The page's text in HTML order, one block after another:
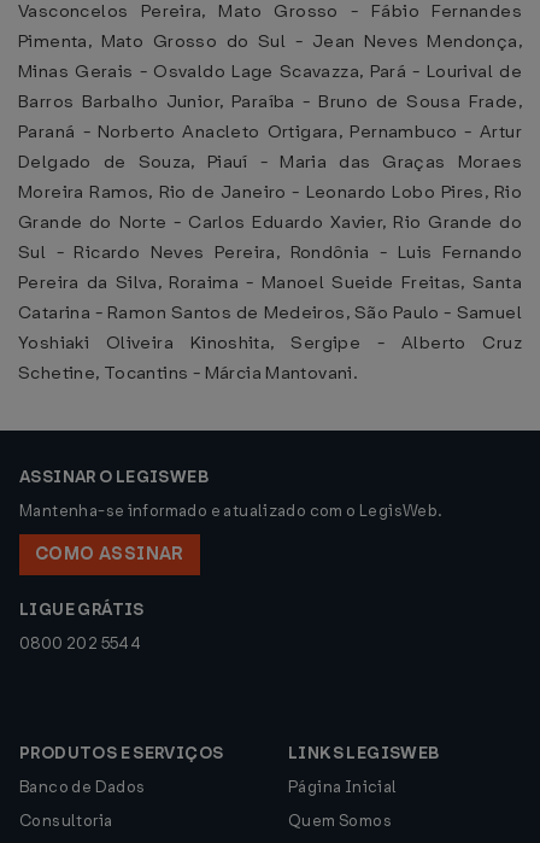
Vasconcelos Pereira, Mato Grosso - Fábio Fernandes
Pimenta, Mato Grosso do Sul - Jean Neves Mendonça,
Minas Gerais - Osvaldo Lage Scavazza, Pará - Lourival de
Barros Barbalho Junior, Paraíba - Bruno de Sousa Frade,
Paraná - Norberto Anacleto Ortigara, Pernambuco - Artur
Delgado de Souza, Piauí - Maria das Graças Moraes
Moreira Ramos, Rio de Janeiro - Leonardo Lobo Pires, Rio
Grande do Norte - Carlos Eduardo Xavier, Rio Grande do
Sul - Ricardo Neves Pereira, Rondônia - Luis Fernando
Pereira da Silva, Roraima - Manoel Sueide Freitas, Santa
Catarina - Ramon Santos de Medeiros, São Paulo - Samuel
Yoshiaki Oliveira Kinoshita, Sergipe - Alberto Cruz
Schetine, Tocantins - Márcia Mantovani.
ASSINAR O LEGISWEB
Mantenha-se informado e atualizado com o LegisWeb.
COMO ASSINAR
LIGUE GRÁTIS
0800 202 5544
PRODUTOS E SERVIÇOS
Banco de Dados
Consultoria
LINKS LEGISWEB
Página Inicial
Quem Somos